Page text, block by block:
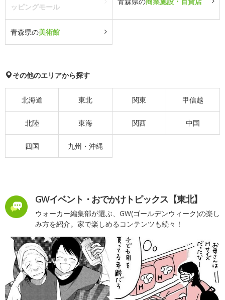
ッピングモール
青森県の美術館
その他のエリアから探す
北海道 東北 関東 甲信越
北陸 東海 関西 中国
四国 九州・沖縄
GWイベント・おでかけトピックス【東北】
ウォーカー編集部が選ぶ、GW(ゴールデンウィーク)の楽し
み方を紹介。家で楽しめるコンテンツも続々！